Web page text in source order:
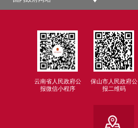
云南省人民政府公
报微信小程序
保山市人民政府公
报二维码